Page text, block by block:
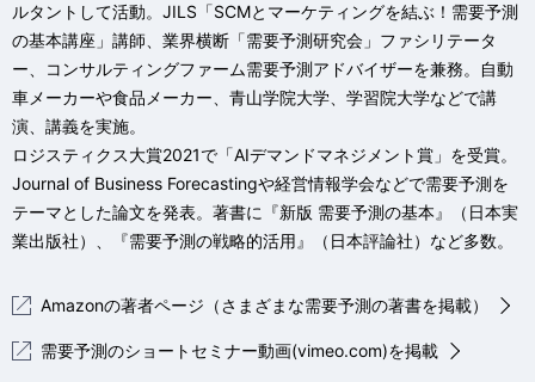
ルタントして活動。JILS「SCMとマーケティングを結ぶ！需要予測
の基本講座」講師、業界横断「需要予測研究会」ファシリテータ
ー、コンサルティングファーム需要予測アドバイザーを兼務。自動
車メーカーや食品メーカー、青山学院大学、学習院大学などで講
演、講義を実施。
ロジスティクス大賞2021で「AIデマンドマネジメント賞」を受賞。
Journal of Business Forecastingや経営情報学会などで需要予測を
テーマとした論文を発表。著書に『新版 需要予測の基本』（日本実
業出版社）、『需要予測の戦略的活用』（日本評論社）など多数。
Amazonの著者ページ（さまざまな需要予測の著書を掲載）
需要予測のショートセミナー動画(vimeo.com)を掲載